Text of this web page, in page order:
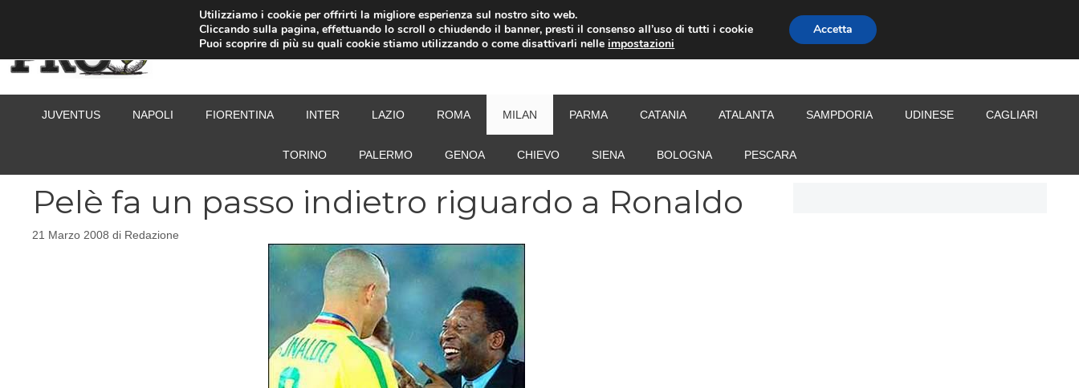
CALCIOMERCATO
JUVENTUS NAPOLI FIORENTINA INTER LAZIO ROMA MILAN PARMA CATANIA ATALANTA SAMPDORIA UDINESE CAGLIARI
TORINO PALERMO GENOA CHIEVO SIENA BOLOGNA PESCARA
Pelè fa un passo indietro riguardo a Ronaldo
21 Marzo 2008 di Redazione
Utilizziamo i cookie per offrirti la migliore esperienza sul nostro sito web.
Cliccando sulla pagina, effettuando lo scroll o chiudendo il banner, presti il consenso all’uso di tutti i cookie
Puoi scoprire di più su quali cookie stiamo utilizzando o come disattivarli nelleimpostazioni
Accetta